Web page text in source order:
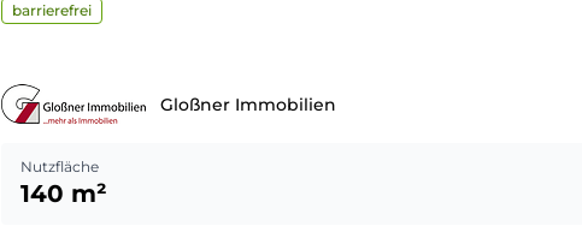
barrierefrei
Gloßner Immobilien
Nutzfläche
140 m²